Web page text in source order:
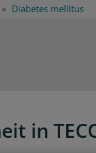
Diabetes mellitus
in